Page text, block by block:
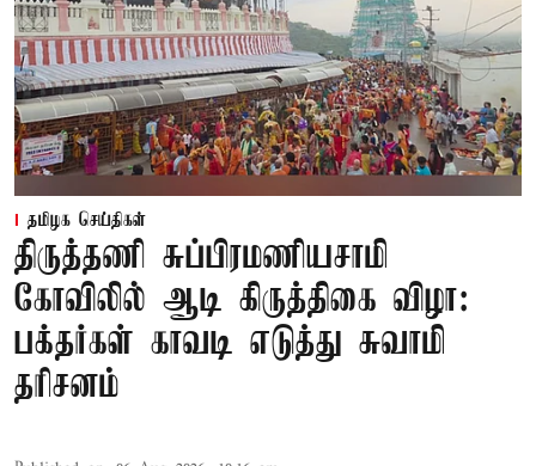
தமிழக செய்திகள்
திருத்தணி சுப்பிரமணியசாமி
கோவிலில் ஆடி கிருத்திகை விழா:
பக்தர்கள் காவடி எடுத்து சுவாமி
தரிசனம்